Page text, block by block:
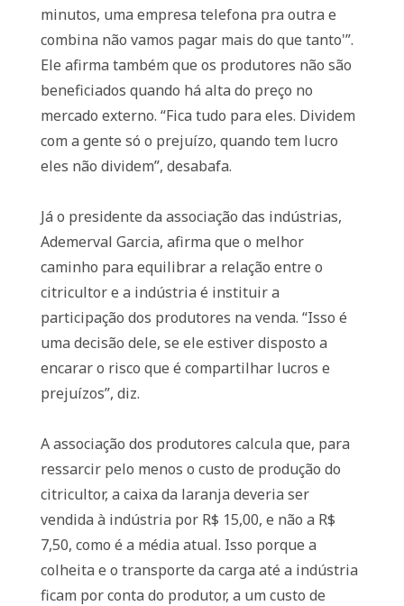
minutos, uma empresa telefona pra outra e
combina não vamos pagar mais do que tanto'”.
Ele afirma também que os produtores não são
beneficiados quando há alta do preço no
mercado externo. “Fica tudo para eles. Dividem
com a gente só o prejuízo, quando tem lucro
eles não dividem”, desabafa.
Já o presidente da associação das indústrias,
Ademerval Garcia, afirma que o melhor
caminho para equilibrar a relação entre o
citricultor e a indústria é instituir a
participação dos produtores na venda. “Isso é
uma decisão dele, se ele estiver disposto a
encarar o risco que é compartilhar lucros e
prejuízos”, diz.
A associação dos produtores calcula que, para
ressarcir pelo menos o custo de produção do
citricultor, a caixa da laranja deveria ser
vendida à indústria por R$ 15,00, e não a R$
7,50, como é a média atual. Isso porque a
colheita e o transporte da carga até a indústria
ficam por conta do produtor, a um custo de